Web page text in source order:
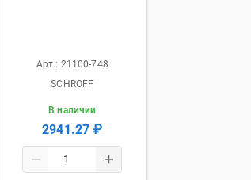
Арт.: 21100-748
SCHROFF
В наличии
2941.27 ₽